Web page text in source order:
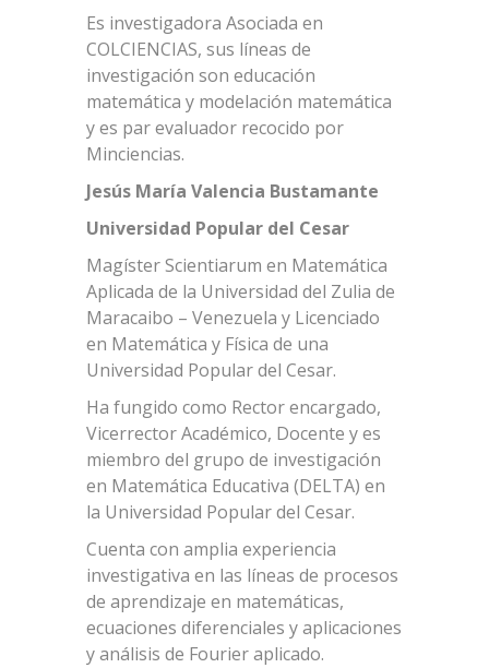
Es investigadora Asociada en
COLCIENCIAS, sus líneas de
investigación son educación
matemática y modelación matemática
y es par evaluador recocido por
Minciencias.
Jesús María Valencia Bustamante
Universidad Popular del Cesar
Magíster Scientiarum en Matemática
Aplicada de la Universidad del Zulia de
Maracaibo – Venezuela y Licenciado
en Matemática y Física de una
Universidad Popular del Cesar.
Ha fungido como Rector encargado,
Vicerrector Académico, Docente y es
miembro del grupo de investigación
en Matemática Educativa (DELTA) en
la Universidad Popular del Cesar.
Cuenta con amplia experiencia
investigativa en las líneas de procesos
de aprendizaje en matemáticas,
ecuaciones diferenciales y aplicaciones
y análisis de Fourier aplicado.